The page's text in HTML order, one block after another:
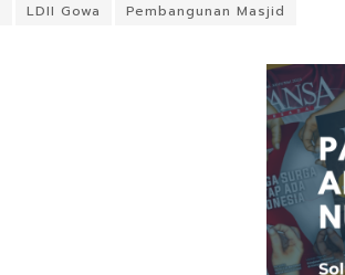
LDII Gowa Pembangunan Masjid